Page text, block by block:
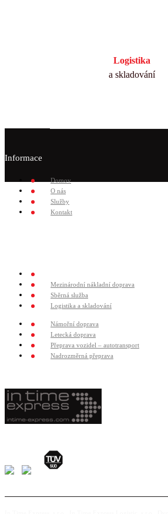
Logistika
a skladování
Informace
Domov
O nás
Služby
Kontakt
Mezinárodní nákladní doprava
Sběrná služba
Logistika a skladování
Námořní doprava
Letecká doprava
Přeprava vozidel – autotransport
Nadrozměrná přeprava